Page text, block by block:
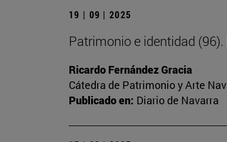
19 | 09 | 2025
Patrimonio e identidad
Ricardo Fernández Gracia
Cátedra de Patrimonio y Arte
Publicado en: Diario de Navarra